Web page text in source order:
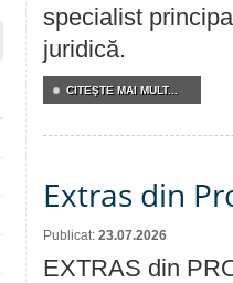
specialist
juridică.
CITEŞTE MAI MULT...
Extras din
Publicat: 23.07.2026
EXTRAS din